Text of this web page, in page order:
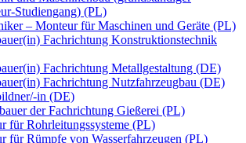
Studiengang) (PL)
– Monteur für Maschinen und Geräte (PL)
Fachrichtung Konstruktionstechnik
Fachrichtung Metallgestaltung (DE)
Fachrichtung Nutzfahrzeugbau (DE)
in (DE)
der Fachrichtung Gießerei (PL)
für Rohrleitungssysteme (PL)
für Rümpfe von Wasserfahrzeugen (PL)